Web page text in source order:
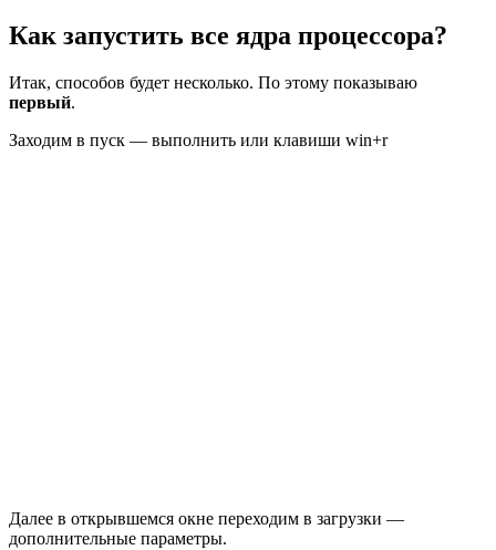
Как запустить все ядра процессора?
Итак, способов будет несколько. По этому показываю
первый.
Заходим в пуск — выполнить или клавиши win+r
Далее в открывшемся окне переходим в загрузки —
дополнительные параметры.